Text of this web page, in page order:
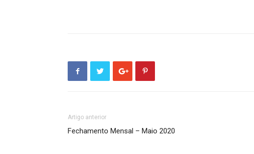
Artigo anterior
Fechamento Mensal – Maio 2020